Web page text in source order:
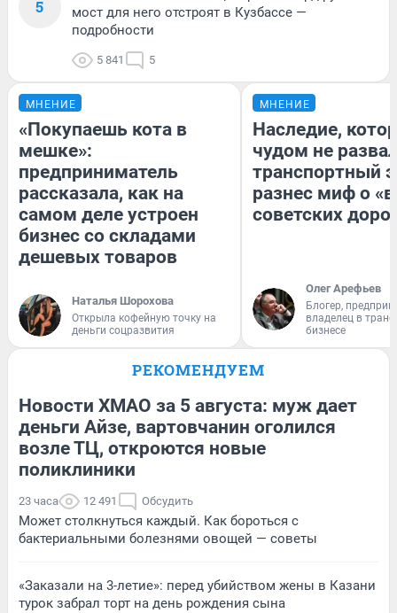
5
мост для него отстроят в Кузбассе —
подробности
5 841 5
МНЕНИЕ
«Покупаешь кота в
мешке»:
предприниматель
рассказала, как на
самом деле устроен
бизнес со складами
дешевых товаров
Наталья Шорохова
Открыла кофейную точку на
деньги соцразвития
МНЕНИЕ
Наследие,
чудом не
транспортный
разнес миф о
советских
Олег Арефьев
Блогер,
владелец в
бизнесе
РЕКОМЕНДУЕМ
Новости ХМАО за 5 августа: муж дает
деньги Айзе, вартовчанин оголился
возле ТЦ, откроются новые
поликлиники
23 часа 12 491 Обсудить
Может столкнуться каждый. Как бороться с
бактериальными болезнями овощей — советы
«Заказали на 3-летие»: перед убийством жены в Казани
турок забрал торт на день рождения сына